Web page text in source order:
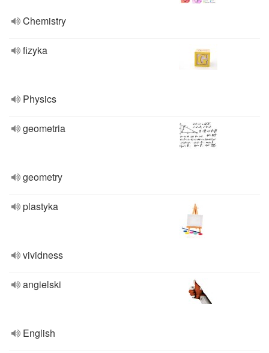
Chemistry
fizyka
Physics
geometria
geometry
plastyka
vividness
angielski
English